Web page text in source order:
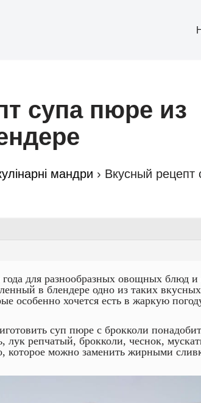
супа пюре из
мандри › Вкусный рецепт
для разнообразных овощных блюд
в блендере одно из таких
особенно хочется есть в жаркую
суп пюре с брокколи
лук репчатый, брокколи, чеснок,
которое можно заменить жирными